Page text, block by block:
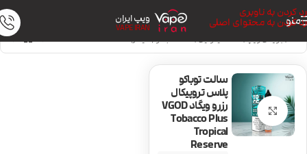
رد کردن به ناوبری
رد کردن به محتوای اصلی
منو ویپ ایران
VAPE IRAN
خانه/جویس ویپ/سالت نیکوتین/سالت تنباکو (سیگار)
بزرگنمایی تصویر
سالت توباکو
پلاس تروپیکال
رزرو ویگاد VGOD
Tobacco Plus
Tropical
Reserve